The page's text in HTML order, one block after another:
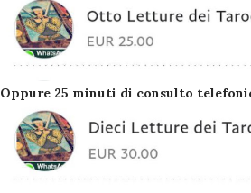
Oppure 25 minuti di consulto